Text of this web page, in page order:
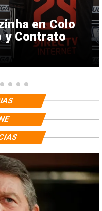
en Colo
y Contrato